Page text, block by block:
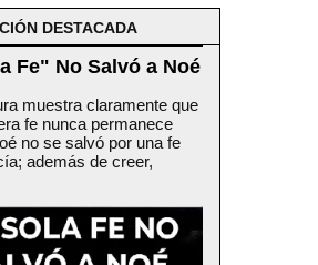
DESTACADA
Fe" No Salvó a Noé
muestra claramente que
fe nunca permanece
no se salvó por una fe
además de creer,